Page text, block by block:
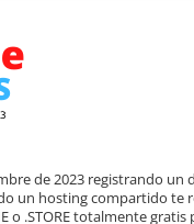
de 2023 registrando un
un hosting compartido te
o .STORE totalmente gratis